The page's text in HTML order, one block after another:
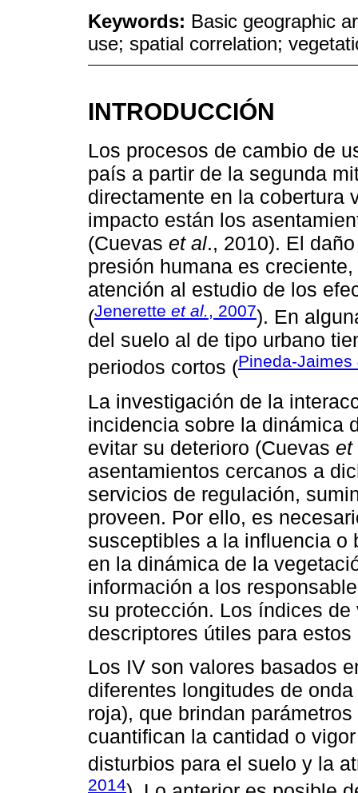
Keywords: Basic geographic
use; spatial correlation;
INTRODUCCIÓN
Los procesos de cambio de
país a partir de la segunda
directamente en la cobertura
impacto están los
(Cuevas et al., 2010). El
presión humana es
atención al estudio de los
(Jenerette et al., 2007). En
del suelo al de tipo urbano
periodos cortos (Pineda-Jaimes
La investigación de la
incidencia sobre la dinámica
evitar su deterioro (Cuevas et
asentamientos cercanos a
servicios de regulación,
proveen. Por ello, es
susceptibles a la influencia o
en la dinámica de la
información a los
su protección. Los índices
descriptores útiles para
Los IV son valores basados
diferentes longitudes de
roja), que brindan
cuantifican la cantidad o
disturbios para el suelo y la
2014